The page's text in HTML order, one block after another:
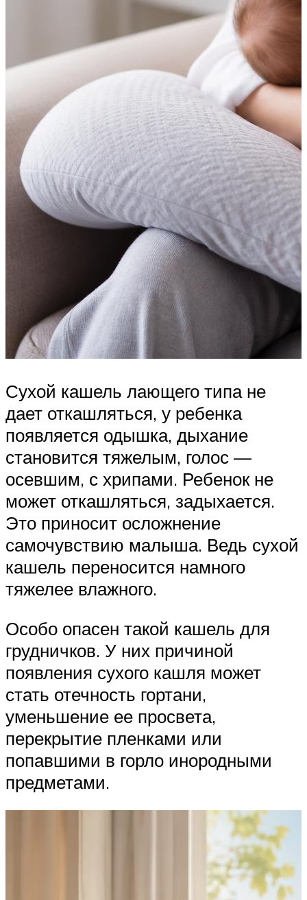
Сухой кашель лающего типа не
дает откашляться, у ребенка
появляется одышка, дыхание
становится тяжелым, голос —
осевшим, с хрипами. Ребенок не
может откашляться, задыхается.
Это приносит осложнение
самочувствию малыша. Ведь сухой
кашель переносится намного
тяжелее влажного.
Особо опасен такой кашель для
грудничков. У них причиной
появления сухого кашля может
стать отечность гортани,
уменьшение ее просвета,
перекрытие пленками или
попавшими в горло инородными
предметами.